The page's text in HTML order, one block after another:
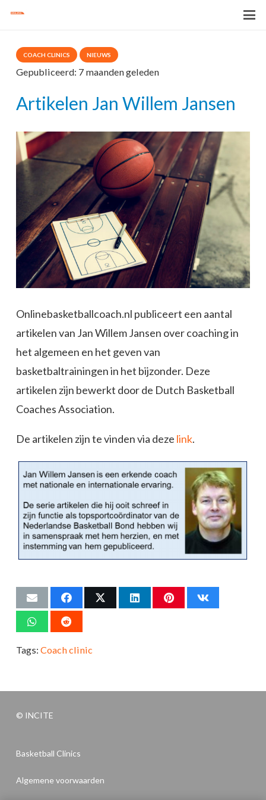
COACH CLINICS NIEUWS
Gepubliceerd: 7 maanden geleden
Artikelen Jan Willem Jansen
Onlinebasketballcoach.nl publiceert een aantal
artikelen van Jan Willem Jansen over coaching in
het algemeen en het geven van
basketbaltrainingen in het bijzonder. Deze
artikelen zijn bewerkt door de Dutch Basketball
Coaches Association.
De artikelen zijn te vinden via deze link.
Tags: Coach clinic
© INCITE
Basketball Clinics
Algemene voorwaarden